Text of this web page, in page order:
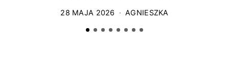
28 MAJA 2026 AGNIESZKA